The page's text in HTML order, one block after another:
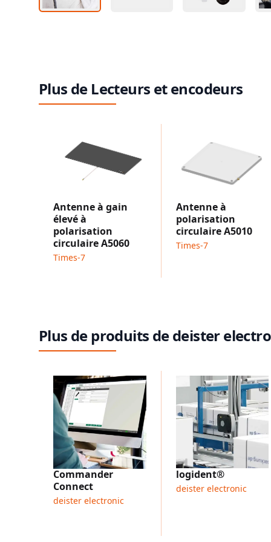
Plus de Lecteurs et encodeurs
Antenne à gain
élevé à
polarisation
circulaire A5060
Times-7
Antenne à
polarisation
circulaire A5010
Times-7
Plus de produits de deister
Commander
Connect
deister electronic
logident®
deister electronic